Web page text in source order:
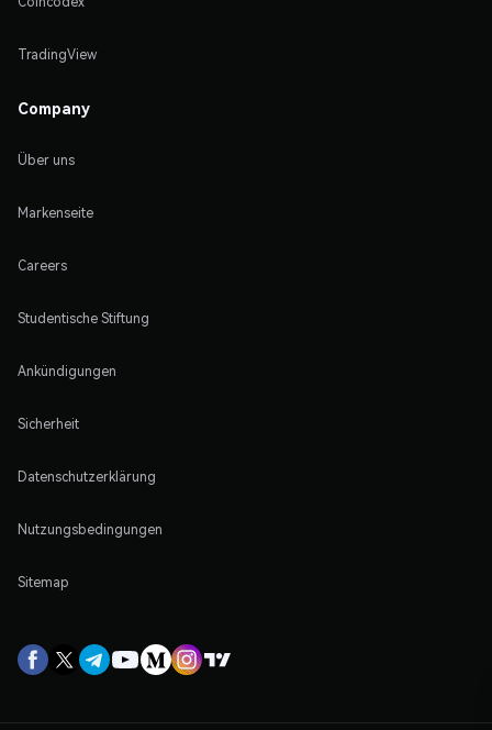
TradingView
Company
Über uns
Markenseite
Careers
Studentische Stiftung
Ankündigungen
Sicherheit
Datenschutzerklärung
Nutzungsbedingungen
Sitemap